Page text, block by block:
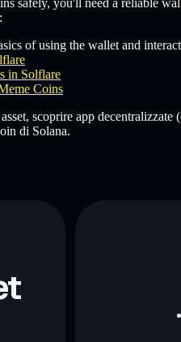
safely, you'll need a reliable
of using the wallet and
in Solflare
Coins
scoprire app
di Solana.